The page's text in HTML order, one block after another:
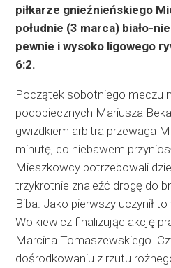
piłkarze gnieźnieńskiego
południe (3 marca) biało-
pewnie i wysoko ligowego
6:2.
Początek sobotniego meczu
podopiecznych Mariusza
gwizdkiem arbitra przewaga
minutę, co niebawem
Mieszkowcy potrzebowali
trzykrotnie znaleźć drogę do
Biba. Jako pierwszy uczynił
Wolkiewicz finalizując akcję
Marcina Tomaszewskiego.
dośrodkowaniu z rzutu